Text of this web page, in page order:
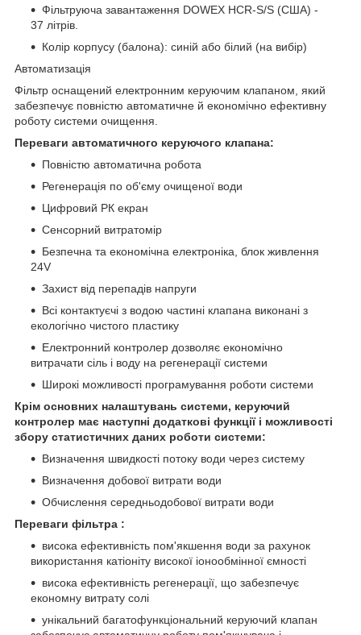
Фільтруюча завантаження DOWEX HCR-S/S (США) -
37 літрів.
Колір корпусу (балона): синій або білий (на вибір)
Автоматизація
Фільтр оснащений електронним керуючим клапаном, який
забезпечує повністю автоматичне й економічно ефективну
роботу системи очищення.
Переваги автоматичного керуючого клапана:
Повністю автоматична робота
Регенерація по об'єму очищеної води
Цифровий РК екран
Сенсорний витратомір
Безпечна та економічна електроніка, блок живлення
24V
Захист від перепадів напруги
Всі контактуєчі з водою частині клапана виконані з
екологічно чистого пластику
Електронний контролер дозволяє економічно
витрачати сіль і воду на регенерації системи
Широкі можливості програмування роботи системи
Крім основних налаштувань системи, керуючий
контролер має наступні додаткові функції і можливості
збору статистичних даних роботи системи:
Визначення швидкості потоку води через систему
Визначення добової витрати води
Обчислення середньодобової витрати води
Переваги фільтра :
висока ефективність пом'якшення води за рахунок
використання катіоніту високої іонообмінної ємності
висока ефективність регенерації, що забезпечує
економну витрату солі
унікальний багатофункціональний керуючий клапан